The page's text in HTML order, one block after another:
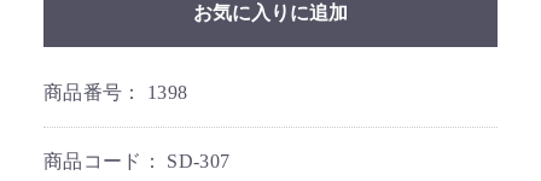
お気に入りに追加
商品番号： 1398
商品コード： SD-307